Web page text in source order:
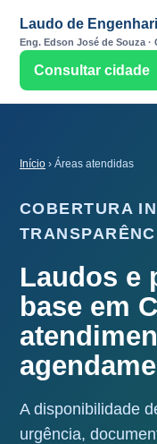
Laudo de
Eng. Edson José de Souza ·
Consultar cidade
Início › Áreas atendidas
COBERTURA
Laudos e
base em
A disponibilidade
urgência,